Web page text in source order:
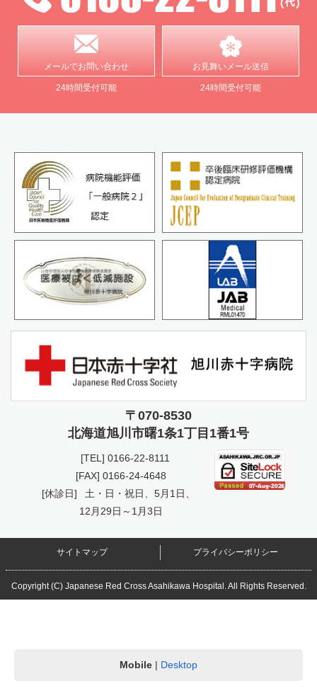
メールでお問い合わせ
24時間受付可能
お見舞いメール送信
24時間受付可能
〒070-8530
北海道旭川市曙1条1丁目1番1号
[TEL] 0166-22-8111
[FAX] 0166-24-4648
[休診日]
土・日・祝日、5月1日、
12月29日～1月3日
サイトマップ プライバシーポリシー
Copyright (C) Japanese Red Cross Asahikawa Hospital. All Rights Reserved.
Mobile | Desktop